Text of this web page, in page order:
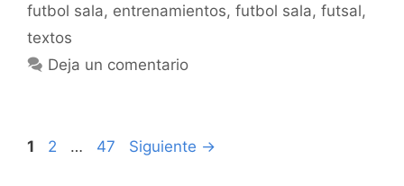
futbol sala, entrenamientos, futbol sala, futsal,
textos
Deja un comentario
Navegación
Página
1 Página
2 … Página
47 Siguiente →